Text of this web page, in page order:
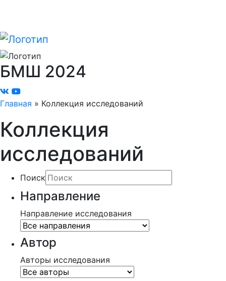
БМШ 2024
Главная » Коллекция исследований
Коллекция
исследований
Поиск
Направление
Направление исследования
Автор
Авторы исследования